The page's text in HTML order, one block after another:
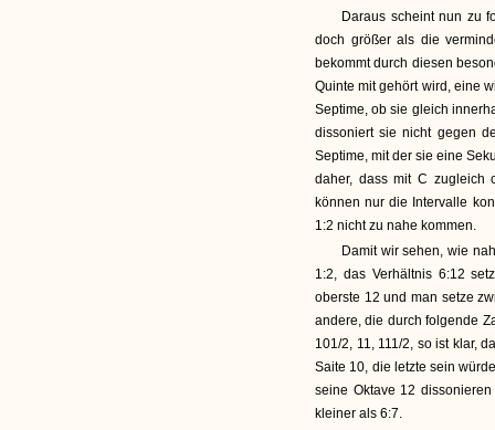
Daraus scheint nun zu
doch größer als die
bekommt durch diesen
Quinte mit gehört wird, eine
Septime, ob sie gleich
dissoniert sie nicht gegen
Septime, mit der sie eine
daher, dass mit C zugleich
können nur die Intervalle
1:2 nicht zu nahe kommen.
Damit wir sehen, wie
1:2, das Verhältnis 6:12
oberste 12 und man setze
andere, die durch folgende
101/2, 11, 111/2, so ist klar,
Saite 10, die letzte sein
seine Oktave 12
kleiner als 6:7.